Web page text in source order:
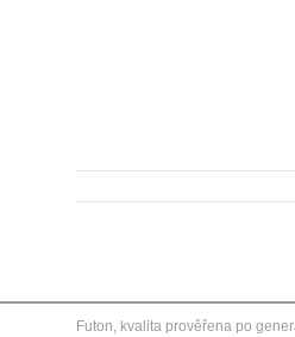
Futon, kvalita prověřena po